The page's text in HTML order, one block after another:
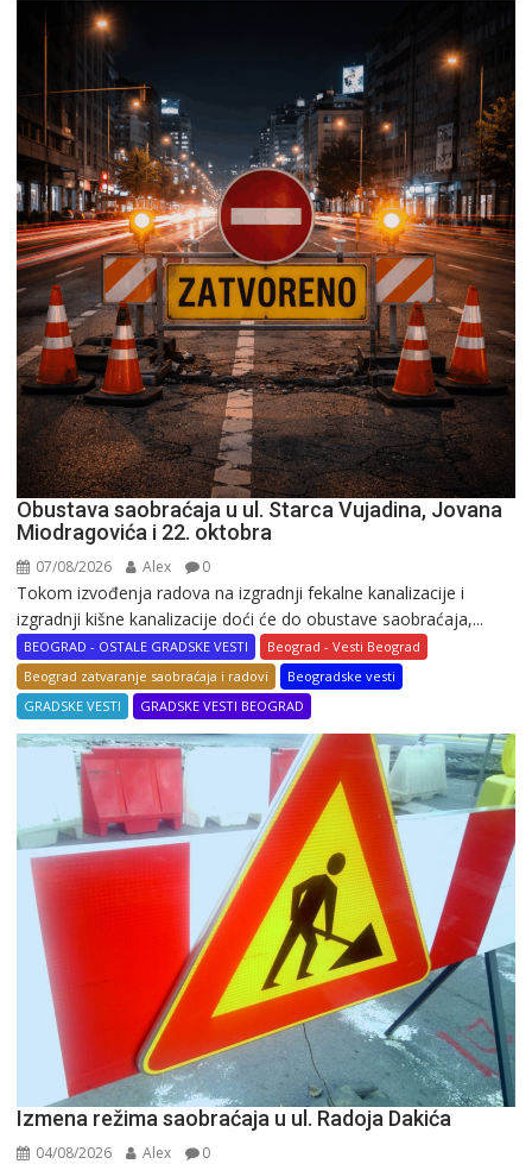
Obustava saobraćaja u ul. Starca Vujadina, Jovana
Miodragovića i 22. oktobra
07/08/2026 Alex 0
Tokom izvođenja radova na izgradnji fekalne kanalizacije i
izgradnji kišne kanalizacije doći će do obustave saobraćaja,...
BEOGRAD - OSTALE GRADSKE VESTI
Beograd - Vesti Beograd
Beograd zatvaranje saobraćaja i radovi
Beogradske vesti
GRADSKE VESTI
GRADSKE VESTI BEOGRAD
Izmena režima saobraćaja u ul. Radoja Dakića
04/08/2026 Alex 0